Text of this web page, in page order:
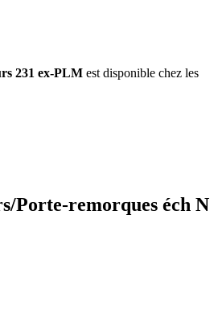
231 ex-PLM est disponible chez les
Porte-remorques éch N